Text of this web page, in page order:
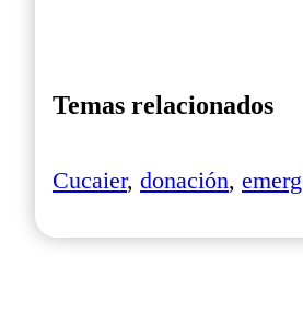
Temas relacionados
Cucaier, donación,